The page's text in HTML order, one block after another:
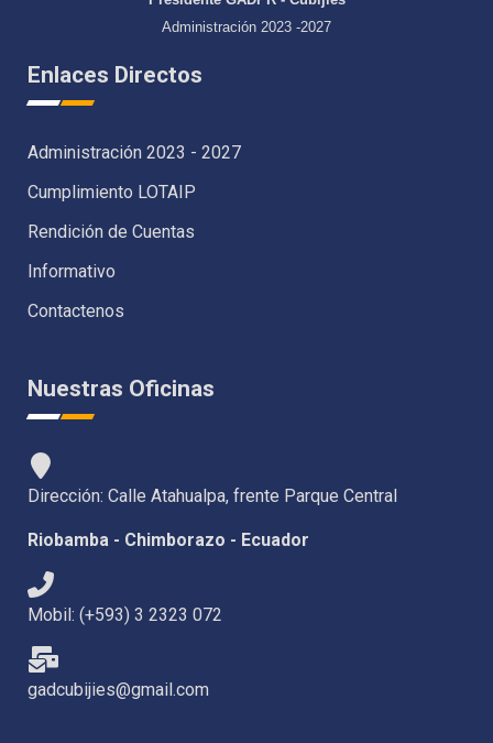
Administración 2023 -2027
Enlaces Directos
Administración 2023 - 2027
Cumplimiento LOTAIP
Rendición de Cuentas
Informativo
Contactenos
Nuestras Oficinas
Dirección: Calle Atahualpa, frente Parque Central
Riobamba - Chimborazo - Ecuador
Mobil: (+593) 3 2323 072
gadcubijies@gmail.com